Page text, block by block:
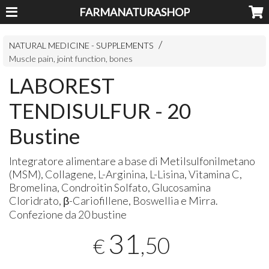
FARMANATURASHOP
NATURAL MEDICINE - SUPPLEMENTS
Muscle pain, joint function, bones
LABOREST
TENDISULFUR - 20
Bustine
Integratore alimentare a base di Metilsulfonilmetano
(MSM), Collagene, L-Arginina, L-Lisina, Vitamina C,
Bromelina, Condroitin Solfato, Glucosamina
Cloridrato, β-Cariofillene, Boswellia e Mirra.
Confezione da 20 bustine
€ 31,50